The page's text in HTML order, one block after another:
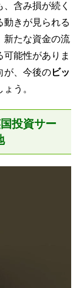
含み損が続く
動きが見られる
新たな資金の流
能性がありま
が、今後のビッ
う。
投資サー